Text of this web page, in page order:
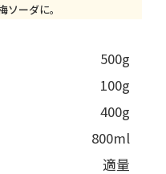
ーダに。
500g
100g
400g
800ml
適量